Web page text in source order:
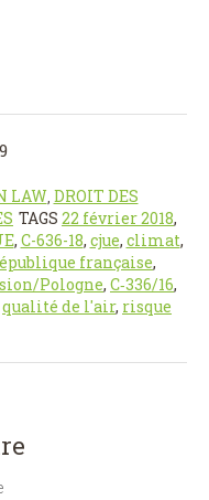
LAW, DROIT DES
TAGS 22 février 2018,
, C-636-18, cjue, climat,
française,
Pologne, C‑336/16,
qualité de l'air, risque